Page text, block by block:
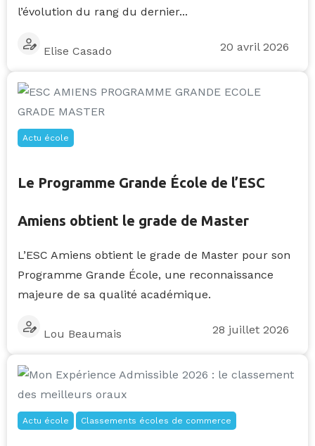
l’évolution du rang du dernier...
Elise Casado 20 avril 2026
Actu école
Le Programme Grande École de l’ESC
Amiens obtient le grade de Master
L’ESC Amiens obtient le grade de Master pour son
Programme Grande École, une reconnaissance
majeure de sa qualité académique.
Lou Beaumais 28 juillet 2026
Actu école Classements écoles de commerce